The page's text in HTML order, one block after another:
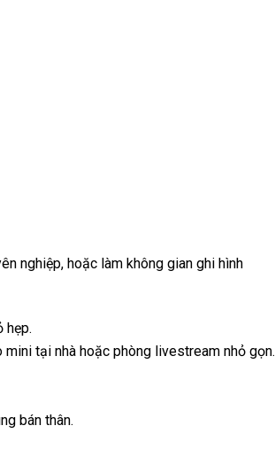
nghiệp, hoặc làm không gian ghi hình
hẹp.
tại nhà hoặc phòng livestream nhỏ gọn.
bán thân.